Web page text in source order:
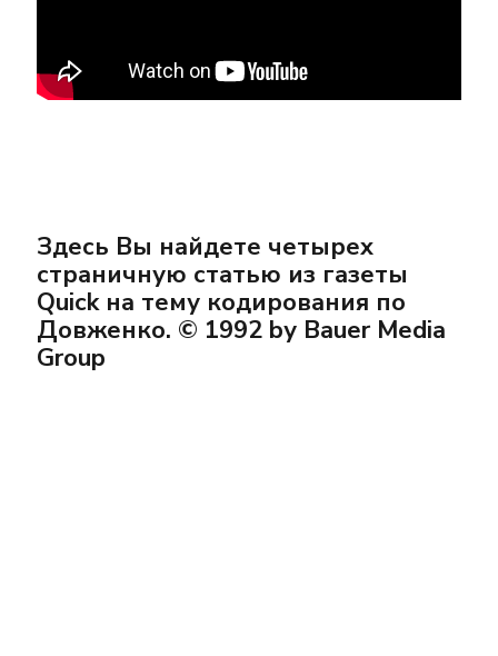
Здесь Вы найдете четырех
страничную статью из газеты
Quick на тему кодирования по
Довженко. © 1992 by Bauer Media
Group